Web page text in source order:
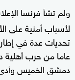
ولم تشأ فرنسا
لأسباب أمنية على
عاما من حرب
دمشق الخميس وأدى إلى